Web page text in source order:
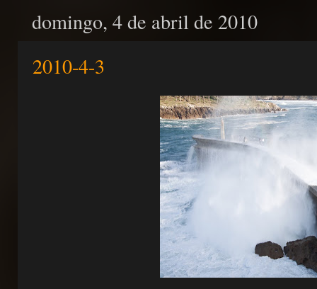
domingo, 4 de abril de 2010
2010-4-3